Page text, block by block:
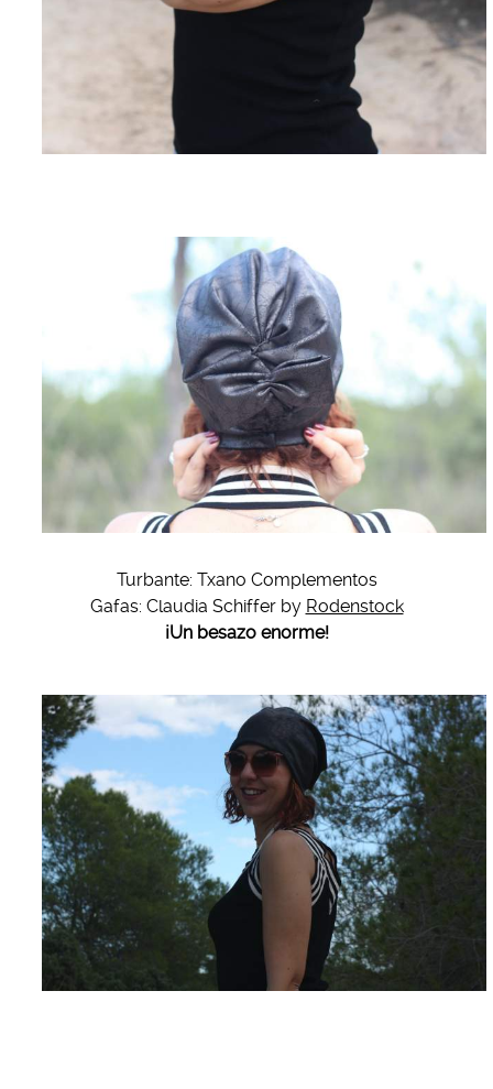
Turbante: Txano Complementos
Gafas: Claudia Schiffer by Rodenstock
¡Un besazo enorme!